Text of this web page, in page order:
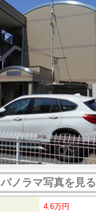
パノラマ写真を見る
4.6万円